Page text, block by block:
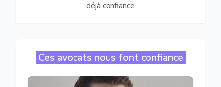
déjà confiance
Ces avocats nous font confiance